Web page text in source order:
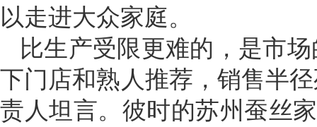
以走进大众家庭。
比生产受限更难的，是市
下门店和熟人推荐，销售半
责人坦言。彼时的苏州蚕丝